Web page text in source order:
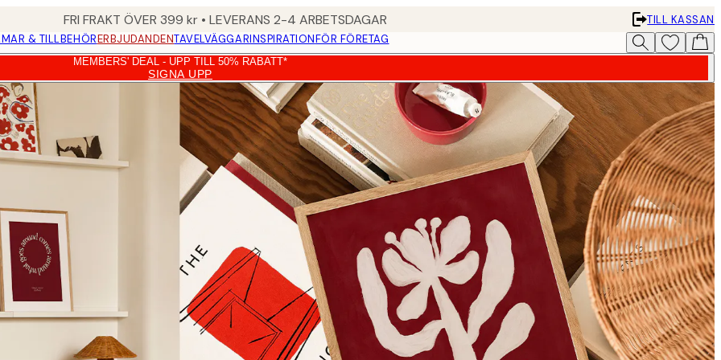
FRI FRAKT ÖVER 399 kr • LEVERANS 2-4 ARBETSDAGAR
TILL KASSAN
& TILLBEHÖRERBJUDANDENTAVELVÄGGARINSPIRATIONFÖR FÖRETAG
MEMBERS' DEAL - UPP TILL 50% RABATT*
SIGNA UPP